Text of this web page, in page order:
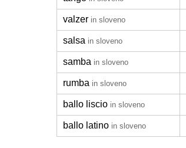
valzer in sloveno
salsa in sloveno
samba in sloveno
rumba in sloveno
ballo liscio in sloveno
ballo latino in sloveno